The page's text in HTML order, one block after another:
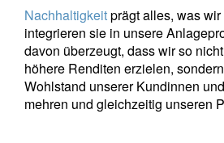
Nachhaltigkeitprägt alles, was
integrieren sie in unsere
davon überzeugt, dass wir so
höhere Renditen erzielen,
Wohlstand unserer Kundinnen
mehren und gleichzeitig unseren